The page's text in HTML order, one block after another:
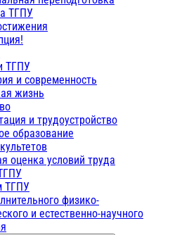
ТГПУ
ТГПУ
и современность
жизнь
и трудоустройство
образование
оценка условий труда
ТГПУ
физико-
и естественно-научного